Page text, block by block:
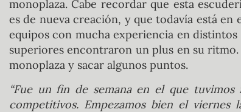
monoplaza. Cabe recordar que esta
es de nueva creación, y que todavía está
equipos con mucha experiencia en
superiores encontraron un plus en su
monoplaza y sacar algunos puntos.
“Fue un fin de semana en el que
competitivos. Empezamos bien el